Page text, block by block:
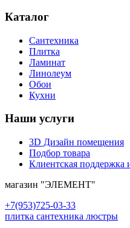
Каталог
Сантехника
Плитка
Ламинат
Линолеум
Обои
Кухни
Наши услуги
3D Дизайн помещения
Подбор товара
Клиентская поддержка
магазин "ЭЛЕМЕНТ"
+7(953)725-03-33
плитка сантехника люстры